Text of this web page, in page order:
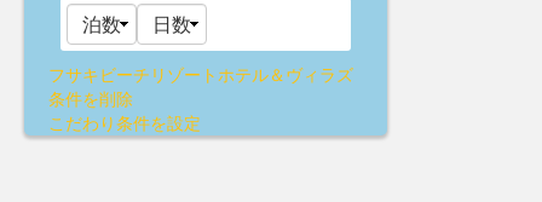
フサキビーチリゾートホテル＆ヴィラズ
条件を削除
こだわり条件を設定